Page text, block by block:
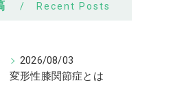
Recent Posts
2026/08/03
変形性膝関節症とは